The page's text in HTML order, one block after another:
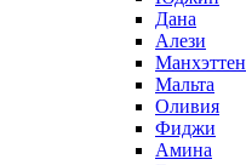
Дана
Алези
Манхэттен
Мальта
Оливия
Фиджи
Амина